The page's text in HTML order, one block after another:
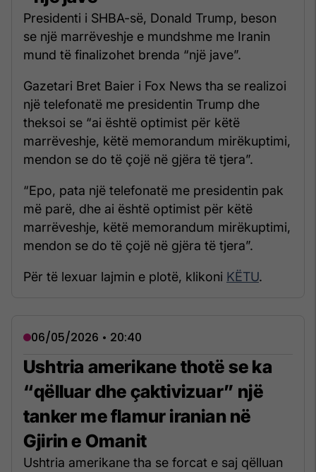
Presidenti i SHBA-së, Donald Trump, beson
se një marrëveshje e mundshme me Iranin
mund të finalizohet brenda “një jave”.
Gazetari Bret Baier i Fox News tha se realizoi
një telefonatë me presidentin Trump dhe
theksoi se “ai është optimist për këtë
marrëveshje, këtë memorandum mirëkuptimi,
mendon se do të çojë në gjëra të tjera”.
“Epo, pata një telefonatë me presidentin pak
më parë, dhe ai është optimist për këtë
marrëveshje, këtë memorandum mirëkuptimi,
mendon se do të çojë në gjëra të tjera”.
Për të lexuar lajmin e plotë, klikoni KËTU.
06/05/2026 • 20:40
Ushtria amerikane thotë se ka
“qëlluar dhe çaktivizuar” një
tanker me flamur iranian në
Gjirin e Omanit
Ushtria amerikane tha se forcat e saj qëlluan